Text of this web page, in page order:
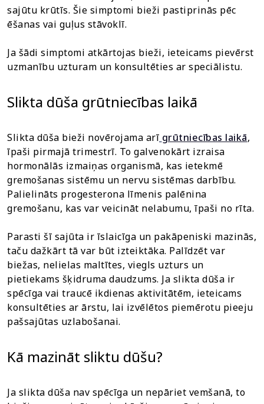
sajūtu krūtīs. Šie simptomi bieži pastiprinās pēc
ēšanas vai guļus stāvoklī.
Ja šādi simptomi atkārtojas bieži, ieteicams pievērst
uzmanību uzturam un konsultēties ar speciālistu.
Slikta dūša grūtniecības laikā
Slikta dūša bieži novērojama arī grūtniecības laikā,
īpaši pirmajā trimestrī. To galvenokārt izraisa
hormonālās izmaiņas organismā, kas ietekmē
gremošanas sistēmu un nervu sistēmas darbību.
Palielināts progesterona līmenis palēnina
gremošanu, kas var veicināt nelabumu, īpaši no rīta.
Parasti šī sajūta ir īslaicīga un pakāpeniski mazinās,
taču dažkārt tā var būt izteiktāka. Palīdzēt var
biežas, nelielas maltītes, viegls uzturs un
pietiekams šķidruma daudzums. Ja slikta dūša ir
spēcīga vai traucē ikdienas aktivitātēm, ieteicams
konsultēties ar ārstu, lai izvēlētos piemērotu pieeju
pašsajūtas uzlabošanai.
Kā mazināt sliktu dūšu?
Ja slikta dūša nav spēcīga un nepāriet vemšanā, to